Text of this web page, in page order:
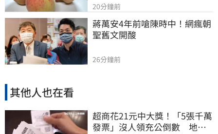
20分鐘前
蔣萬安4年前嗆陳時中！網瘋朝
聖舊文開酸
26分鐘前
其他人也在看
超商花21元中大獎！「5張千萬
發票」沒人領充公倒數 地點